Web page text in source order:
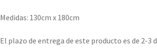
Medidas: 130cm x 180cm
El plazo de entrega de este producto es de 2-3